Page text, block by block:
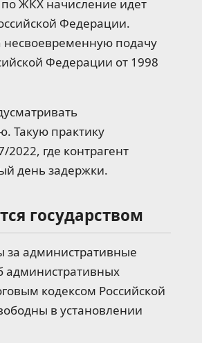
ЖКХ начисление идет
Федерации.
несвоевременную подачу
Федерации от 1998
Такую практику
где контрагент
день задержки.
государством
за административные
административных
кодексом Российской
в установлении